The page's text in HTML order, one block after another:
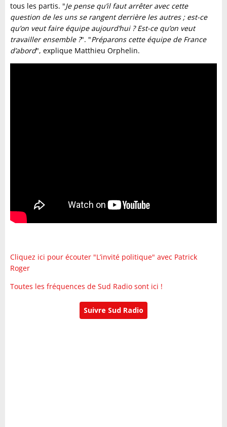
tous les partis. "Je pense qu’il faut arrêter avec cette
question de les uns se rangent derrière les autres ; est-ce
qu’on veut faire équipe aujourd’hui ? Est-ce qu’on veut
travailler ensemble ?". "Préparons cette équipe de France
d’abord", explique Matthieu Orphelin.
Cliquez ici pour écouter "L’invité politique" avec Patrick
Roger
Toutes les fréquences de Sud Radio sont ici !
Suivre Sud Radio